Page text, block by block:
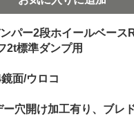
パー2段ホイールベース
2t標準ダンプ用
面/ウロコ
穴開け加工有り、ブレ